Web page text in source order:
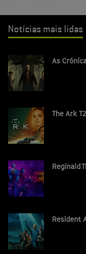
Notícias mais lidas
As
The Ark T2
Reginald
Resident